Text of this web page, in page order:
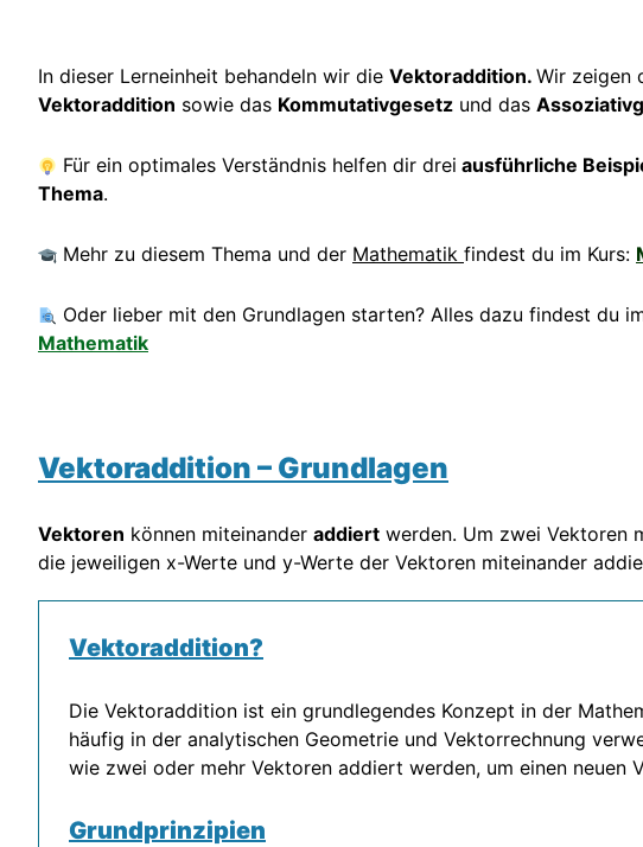
In dieser Lerneinheit behandeln wir die Vektoraddition. Wir zeigen
Vektoraddition sowie das Kommutativgesetz und das
Für ein optimales Verständnis helfen dir drei ausführliche
Thema.
Mehr zu diesem Thema und der Mathematik findest du im Kurs:
Oder lieber mit den Grundlagen starten? Alles dazu findest du
Mathematik
Vektoraddition – Grundlagen
Vektoren können miteinander addiert werden. Um zwei Vektoren
die jeweiligen x-Werte und y-Werte der Vektoren miteinander
Vektoraddition?
Die Vektoraddition ist ein grundlegendes Konzept in der
häufig in der analytischen Geometrie und Vektorrechnung
wie zwei oder mehr Vektoren addiert werden, um einen neuen
Grundprinzipien